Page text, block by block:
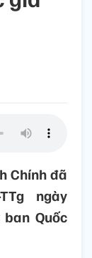
Chính đã
ngày
Quốc